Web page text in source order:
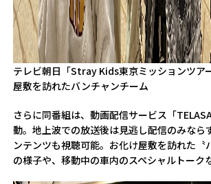
テレビ朝日「Stray Kids東京ミッションツア
屋敷を訪れたバンチャンチーム
さらに同番組は、動画配信サービス「
動。地上波での放送後は見逃し配信のみなら
ンテンツも視聴可能。お化け屋敷を訪れた〝
の様子や、移動中の車内のスペシャルトーク